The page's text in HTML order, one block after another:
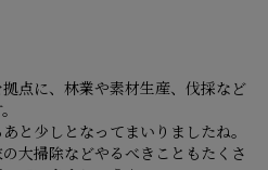
点に、林業や素材生産、伐採など
と少しとなってまいりましたね。
大掃除などやるべきこともたくさ